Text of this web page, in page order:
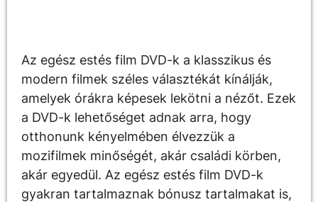
Az egész estés film DVD-k a klasszikus és
modern filmek széles választékát kínálják,
amelyek órákra képesek lekötni a nézőt. Ezek
a DVD-k lehetőséget adnak arra, hogy
otthonunk kényelmében élvezzük a
mozifilmek minőségét, akár családi körben,
akár egyedül. Az egész estés film DVD-k
gyakran tartalmaznak bónusz tartalmakat is,